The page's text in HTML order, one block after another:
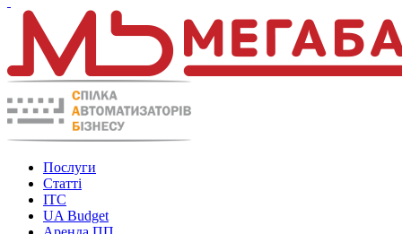
Послуги
Статті
ITC
UA Budget